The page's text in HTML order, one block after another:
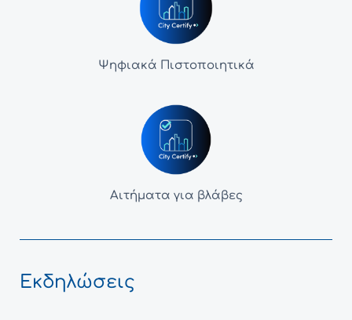
Ψηφιακά Πιστοποιητικά
Αιτήματα για βλάβες
Εκδηλώσεις